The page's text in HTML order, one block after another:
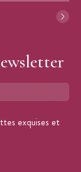
exquises et